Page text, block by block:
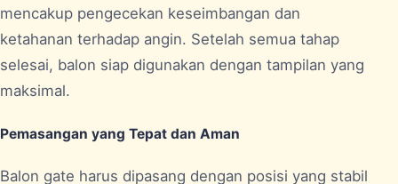
mencakup pengecekan keseimbangan dan
ketahanan terhadap angin. Setelah semua tahap
selesai, balon siap digunakan dengan tampilan yang
maksimal.
Pemasangan yang Tepat dan Aman
Balon gate harus dipasang dengan posisi yang stabil